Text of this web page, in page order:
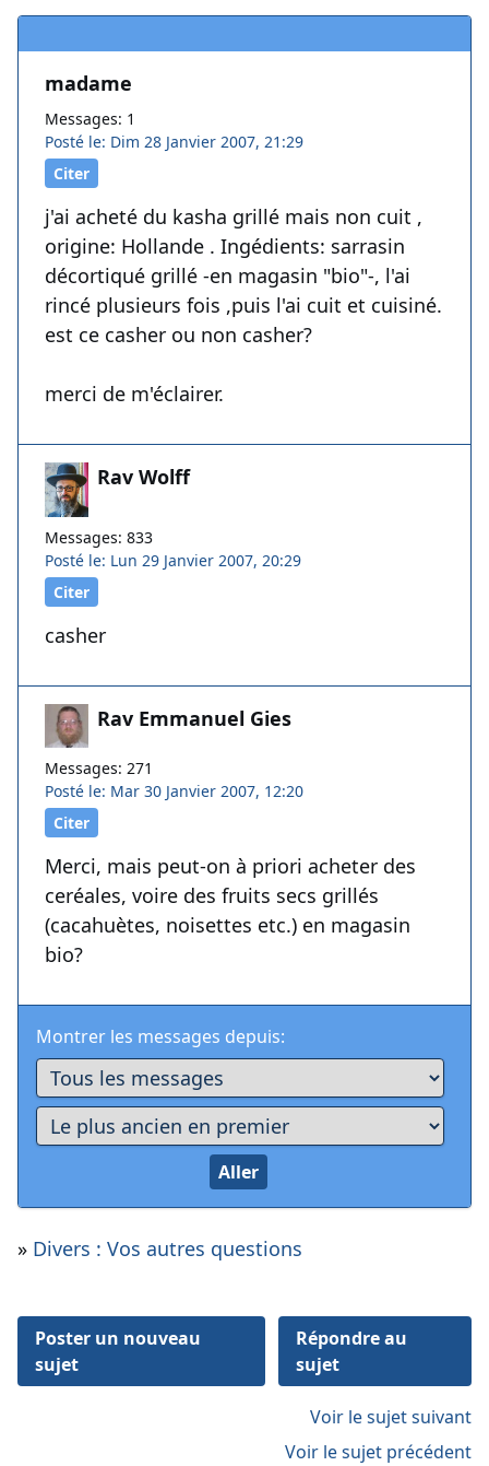
madame
Messages: 1
Posté le: Dim 28 Janvier 2007, 21:29
Citer
j'ai acheté du kasha grillé mais non cuit ,
origine: Hollande . Ingédients: sarrasin
décortiqué grillé -en magasin "bio"-, l'ai
rincé plusieurs fois ,puis l'ai cuit et cuisiné.
est ce casher ou non casher?
merci de m'éclairer.
Rav Wolff
Messages: 833
Posté le: Lun 29 Janvier 2007, 20:29
Citer
casher
Rav Emmanuel Gies
Messages: 271
Posté le: Mar 30 Janvier 2007, 12:20
Citer
Merci, mais peut-on à priori acheter des
ceréales, voire des fruits secs grillés
(cacahuètes, noisettes etc.) en magasin
bio?
Montrer les messages depuis:
» Divers : Vos autres questions
Poster un nouveau
sujet
Répondre au
sujet
Voir le sujet suivant
Voir le sujet précédent